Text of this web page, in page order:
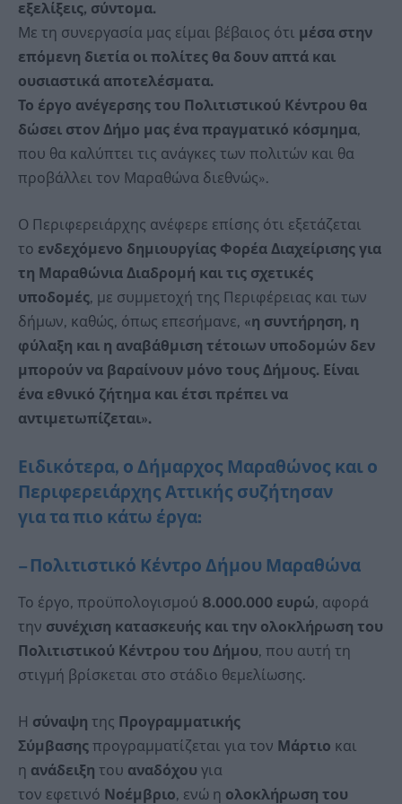
εξελίξεις, σύντομα.
Με τη συνεργασία μας είμαι βέβαιος ότι μέσα στην
επόμενη διετία οι πολίτες θα δουν απτά και
ουσιαστικά αποτελέσματα.
Το έργο ανέγερσης του Πολιτιστικού Κέντρου θα
δώσει στον Δήμο μας ένα πραγματικό κόσμημα,
που θα καλύπτει τις ανάγκες των πολιτών και θα
προβάλλει τον Μαραθώνα διεθνώς».
Ο Περιφερειάρχης ανέφερε επίσης ότι εξετάζεται
το ενδεχόμενο δημιουργίας Φορέα Διαχείρισης για
τη Μαραθώνια Διαδρομή και τις σχετικές
υποδομές, με συμμετοχή της Περιφέρειας και των
δήμων, καθώς, όπως επεσήμανε, «η συντήρηση, η
φύλαξη και η αναβάθμιση τέτοιων υποδομών δεν
μπορούν να βαραίνουν μόνο τους Δήμους. Είναι
ένα εθνικό ζήτημα και έτσι πρέπει να
αντιμετωπίζεται».
Ειδικότερα, ο Δήμαρχος Μαραθώνος και ο
Περιφερειάρχης Αττικής συζήτησαν
γιατα πιο κάτω έργα:
– Πολιτιστικό Κέντρο Δήμου Μαραθώνα
Το έργο, προϋπολογισμού 8.000.000 ευρώ, αφορά
την συνέχιση κατασκευής και την ολοκλήρωση του
Πολιτιστικού Κέντρου του Δήμου, που αυτή τη
στιγμή βρίσκεται στο στάδιο θεμελίωσης.
Η σύναψη της Προγραμματικής
Σύμβασης προγραμματίζεται για τον Μάρτιο και
η ανάδειξη του αναδόχου για
τον εφετινό Νοέμβριο, ενώ η ολοκλήρωση του